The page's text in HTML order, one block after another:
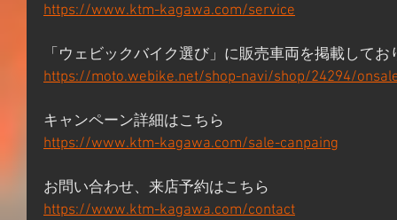
https://www.ktm-kagawa.com/service
「ウェビックバイク選び」に販売車両を掲載してお
https://moto.webike.net/shop-navi/shop/24294/
キャンペーン詳細はこちら
https://www.ktm-kagawa.com/sale-canpaing
お問い合わせ、来店予約はこちら
https://www.ktm-kagawa.com/contact